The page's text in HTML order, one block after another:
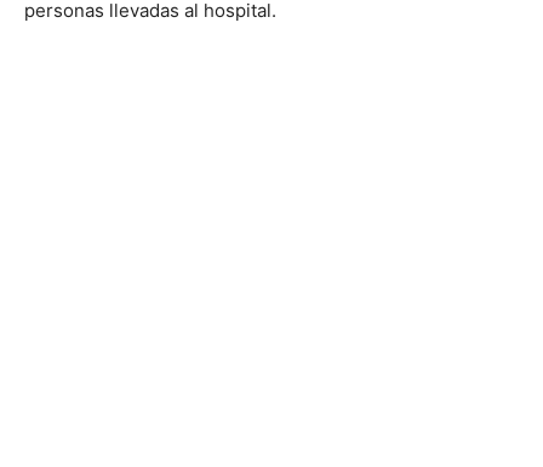
personas llevadas al hospital.